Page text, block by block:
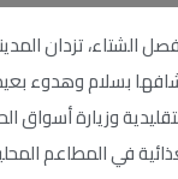
الشتاء، تزدان
بسلام وهدوء
وزيارة أسواق
في المطاعم